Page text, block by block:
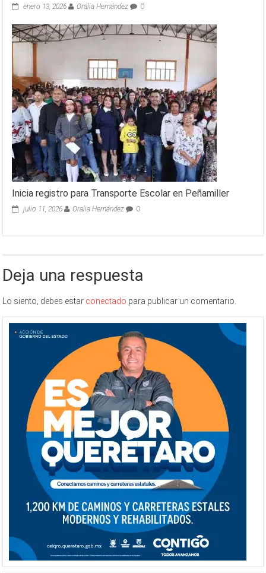
enero 13, 2026 Oralia Hernández 0
Inicia registro para Transporte Escolar en Peñamiller
julio 11, 2026 Oralia Hernández 0
Deja una respuesta
Lo siento, debes estar conectado para publicar un comentario.